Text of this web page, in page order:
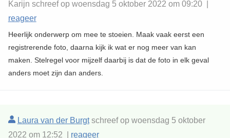
Karijn schreef op woensdag 5 oktober 2022 om 09:20 |
reageer
Heerlijk onderwerp om mee te stoeien. Maak vaak eerst een
registrerende foto, daarna kijk ik wat er nog meer van kan
maken. Stelregel voor mijzelf daarbij is dat de foto in elk geval
anders moet zijn dan anders.
Laura van der Burgtschreef op woensdag 5 oktober
2022 om 12:52 | reageer